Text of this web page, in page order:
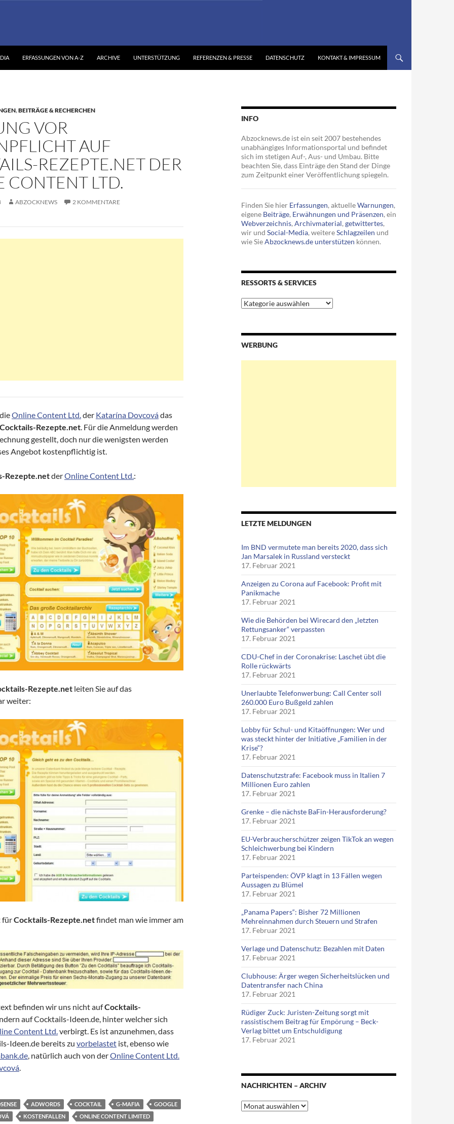
ERFASSUNGEN VON A-Z ARCHIVE UNTERSTÜTZUNG REFERENZEN & PRESSE DATENSCHUTZ KONTAKT & IMPRESSUM
,BEITRÄGE & RECHERCHEN
VOR
AUF
REZEPTE.NET DER
CONTENT LTD.
ABZOCKNEWS 2 KOMMENTARE
Online Content Ltd.der Katarína Dovcovádas
Cocktails-Rezepte.net. Für die Anmeldung werden
gestellt, doch nur die wenigsten werden
Angebot kostenpflichtig ist.
Rezepte.netderOnline Content Ltd.:
Rezepte.net leiten Sie auf das
weiter:
fürCocktails-Rezepte.netfindet man wie immer am
befinden wir uns nicht aufCocktails-
auf Cocktails-Ideen.de, hinter welcher sich
Content Ltd.verbirgt. Es ist anzunehmen, dass
Ideen.de bereits zu vorbelastet ist, ebenso wie
, natürlich auch von derOnline Content Ltd.
.
ADWORDS COCKTAIL G-MAFIA
GOOGLE
KOSTENFALLEN
ONLINE CONTENT LIMITED
INFO
Abzocknews.de ist ein seit 2007 bestehendes
unabhängiges Informationsportal und befindet
sich im stetigen Auf-, Aus- und Umbau. Bitte
beachten Sie, dass Einträge den Stand der Dinge
zum Zeitpunkt einer Veröffentlichung spiegeln.
Finden Sie hier Erfassungen, aktuelleWarnungen,
eigene Beiträge, Erwähnungen und Präsenzen, ein
Webverzeichnis, Archivmaterial, getwittertes,
wir und Social-Media, weitereSchlagzeilen und
wie SieAbzocknews.de unterstützen können.
RESSORTS & SERVICES
Ressorts
&
WERBUNG
LETZTE MELDUNGEN
Im BND vermutete man bereits 2020, dass sich
Jan Marsalek in Russland versteckt
17. Februar 2021
Anzeigen zu Corona auf Facebook: Profit mit
Panikmache
17. Februar 2021
Wie die Behörden bei Wirecard den „letzten
Rettungsanker“ verpassten
17. Februar 2021
CDU-Chef in der Coronakrise: Laschet übt die
Rolle rückwärts
17. Februar 2021
Unerlaubte Telefonwerbung: Call Center soll
260.000 Euro Bußgeld zahlen
17. Februar 2021
Lobby für Schul- und Kitaöffnungen: Wer und
was steckt hinter der Initiative „Familien in der
Krise“?
17. Februar 2021
Datenschutzstrafe: Facebook muss in Italien 7
Millionen Euro zahlen
17. Februar 2021
Grenke – die nächste BaFin-Herausforderung?
17. Februar 2021
EU-Verbraucherschützer zeigen TikTok an wegen
Schleichwerbung bei Kindern
17. Februar 2021
Parteispenden: ÖVP klagt in 13 Fällen wegen
Aussagen zu Blümel
17. Februar 2021
„Panama Papers“: Bisher 72 Millionen
Mehreinnahmen durch Steuern und Strafen
17. Februar 2021
Verlage und Datenschutz: Bezahlen mit Daten
17. Februar 2021
Clubhouse: Ärger wegen Sicherheitslücken und
Datentransfer nach China
17. Februar 2021
Rüdiger Zuck: Juristen-Zeitung sorgt mit
rassistischem Beitrag für Empörung – Beck-
Verlag bittet um Entschuldigung
17. Februar 2021
NACHRICHTEN – ARCHIV
Nachrichten
–